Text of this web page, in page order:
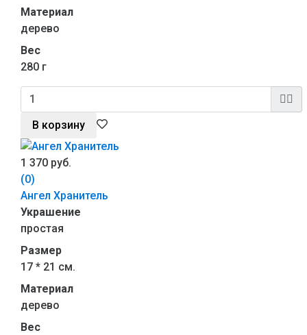
Материал
дерево
Вес
280 г
В корзину
1 370 руб.
(0)
Ангел Хранитель
Украшение
простая
Размер
17 * 21 см.
Материал
дерево
Вес